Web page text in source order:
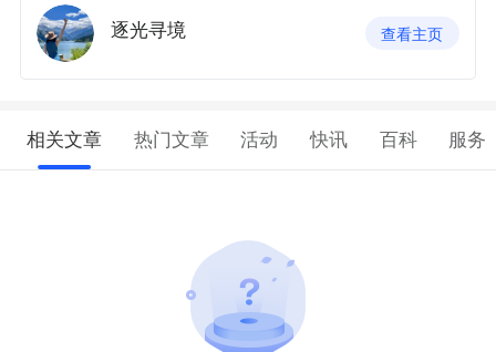
逐光寻境 查看主页
相关文章 热门文章 活动 快讯 百科 服务